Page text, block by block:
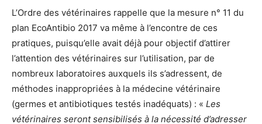
L’Ordre des vétérinaires rappelle que la mesure n° 11 du
plan EcoAntibio 2017 va même à l’encontre de ces
pratiques, puisqu’elle avait déjà pour objectif d’attirer
l’attention des vétérinaires sur l’utilisation, par de
nombreux laboratoires auxquels ils s’adressent, de
méthodes inappropriées à la médecine vétérinaire
(germes et antibiotiques testés inadéquats) : « Les
vétérinaires seront sensibilisés à la nécessité d’adresser